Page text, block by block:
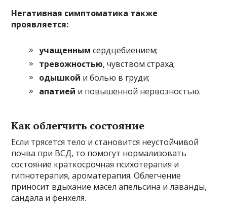
Негативная симптоматика также
проявляется:
учащенным сердцебиением;
тревожностью, чувством страха;
одышкой и болью в груди;
апатией и повышенной нервозностью.
Как облегчить состояние
Если трясется тело и становится неустойчивой
почва при ВСД, то помогут нормализовать
состояние краткосрочная психотерапия и
гипнотерапия, ароматерапия. Облегчение
приносит вдыхание масел апельсина и лаванды,
сандала и фенхеля.